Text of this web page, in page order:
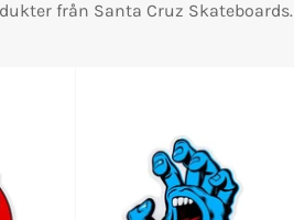
från Santa Cruz Skateboards.